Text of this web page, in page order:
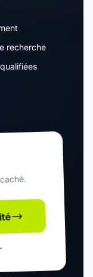
recherche